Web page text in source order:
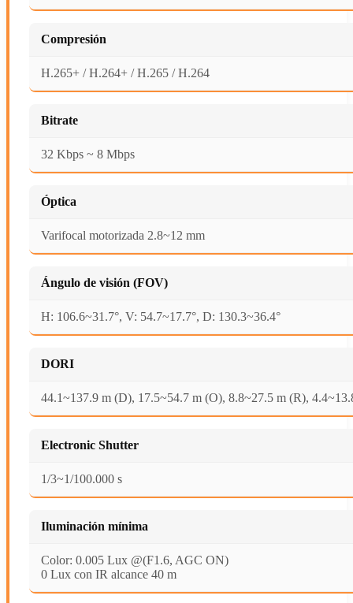
Compresión
H.265+ / H.264+ / H.265 / H.264
Bitrate
32 Kbps ~ 8 Mbps
Óptica
Varifocal motorizada 2.8~12 mm
Ángulo de visión (FOV)
H: 106.6~31.7°, V: 54.7~17.7°, D: 130.3~36.4°
DORI
44.1~137.9 m (D), 17.5~54.7 m (O), 8.8~27.5 m (R),
Electronic Shutter
1/3~1/100.000 s
Iluminación mínima
Color: 0.005 Lux @(F1.6, AGC ON)
0 Lux con IR alcance 40 m